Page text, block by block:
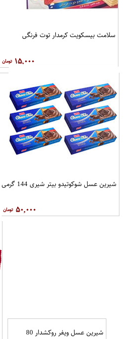
سلامت بیسکویت کرمدار توت فرنگی
۱۵,۰۰۰
شیرین عسل شوکوتیدو بیتر شیری 144 گرمی
۵۰,۰۰۰
شیرین عسل ویفر روکشدار 80